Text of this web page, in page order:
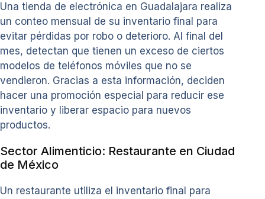
Una tienda de electrónica en Guadalajara realiza
un conteo mensual de su inventario final para
evitar pérdidas por robo o deterioro. Al final del
mes, detectan que tienen un exceso de ciertos
modelos de teléfonos móviles que no se
vendieron. Gracias a esta información, deciden
hacer una promoción especial para reducir ese
inventario y liberar espacio para nuevos
productos.
Sector Alimenticio: Restaurante en Ciudad
de México
Un restaurante utiliza el inventario final para